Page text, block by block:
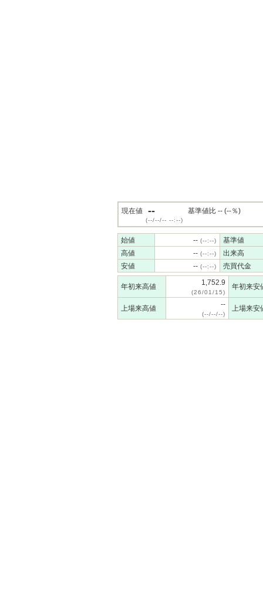
現在値 --
(--/--/-- --:--)
基準値比 -- (--％)
始値 -- (--:--)
基準値
高値
-- (--:--)
出来高
安値
-- (--:--) 売買代金
年初来高値 1,752.9
(26/01/15)
年初来安
上場来高値 --
(--/--/--)
上場来安